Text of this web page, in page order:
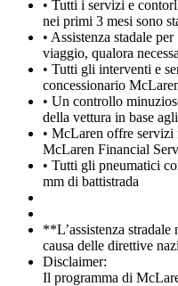
• Tutti i servizi e
nei primi 3 mesi sono
• Assistenza stadale
viaggio, qualora
• Tutti gli interventi e
concessionario
• Un controllo
della vettura in base
• McLaren offre
McLaren Financial
• Tutti gli pneumatici
mm di battistrada
**L’assistenza
causa delle direttive
Disclaimer:
Il programma di